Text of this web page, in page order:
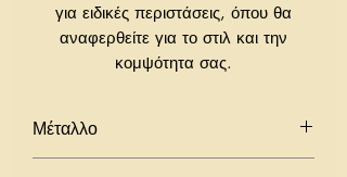
για ειδικές περιστάσεις, όπου θα
αναφερθείτε για το στιλ και την
κομψότητα σας.
Μέταλλο